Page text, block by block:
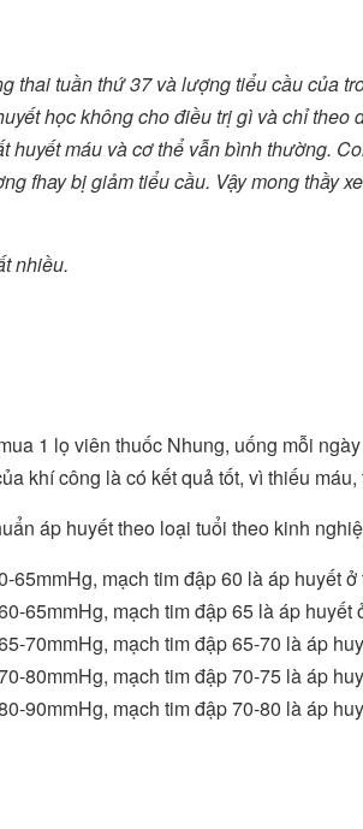
thai tuần thứ 37 và lượng tiểu cầu của
học không cho điều trị gì và chỉ
huyết máu và cơ thể vẫn bình thường.
fhay bị giảm tiểu cầu. Vậy mong thầy
nhiều.
1 lọ viên thuốc Nhung, uống mỗi
khí công là có kết quả tốt, vì thiếu
áp huyết theo loại tuổi theo kinh
65mmHg, mạch tim đập 60 là áp huyết
65mmHg, mạch tim đập 65 là áp
70mmHg, mạch tim đập 65-70 là áp
80mmHg, mạch tim đập 70-75 là áp
90mmHg, mạch tim đập 70-80 là áp